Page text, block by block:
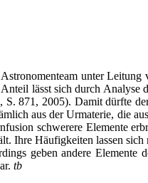
unter
lässt sich durch
871, 2005). Damit dürfte
aus der Urmaterie, die
schwerere Elemente
Ihre Häufigkeiten lassen
geben andere
tb